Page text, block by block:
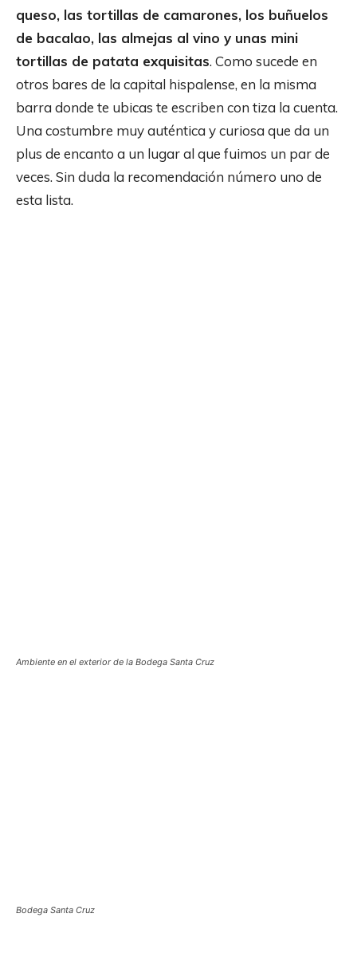
queso, las tortillas de camarones, los buñuelos
de bacalao, las almejas al vino y unas mini
tortillas de patata exquisitas. Como sucede en
otros bares de la capital hispalense, en la misma
barra donde te ubicas te escriben con tiza la cuenta.
Una costumbre muy auténtica y curiosa que da un
plus de encanto a un lugar al que fuimos un par de
veces. Sin duda la recomendación número uno de
esta lista.
Ambiente en el exterior de la Bodega Santa Cruz
Bodega Santa Cruz